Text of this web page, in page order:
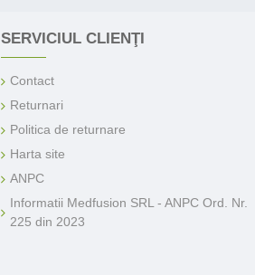
SERVICIUL CLIENŢI
Contact
Returnari
Politica de returnare
Harta site
ANPC
Informatii Medfusion SRL - ANPC Ord. Nr.
225 din 2023